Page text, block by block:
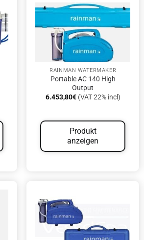
RAINMAN WATERMAKER
Portable AC 140 High
Output
6.453,80€(VAT 22% incl)
Produkt
anzeigen